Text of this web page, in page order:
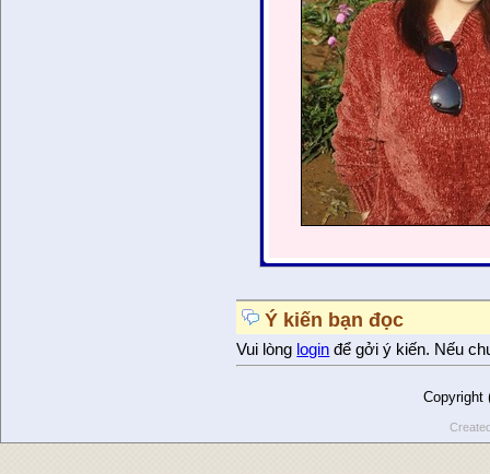
Ý kiến bạn đọc
Vui lòng login để gởi ý kiến. Nếu
Copyright